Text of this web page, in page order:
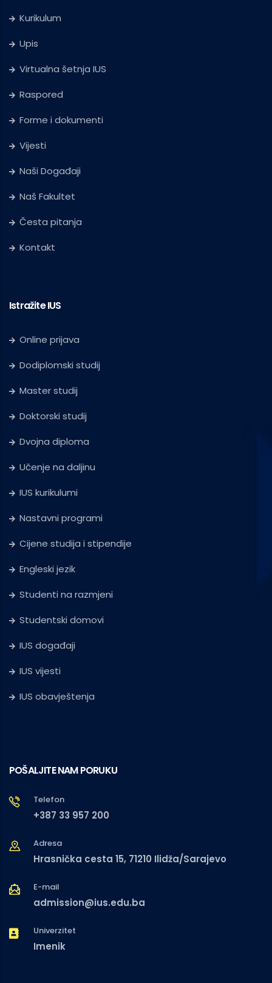
Kurikulum
Upis
Virtualna šetnja IUS
Raspored
Forme i dokumenti
Vijesti
Naši Događaji
Naš Fakultet
Česta pitanja
Kontakt
Istražite IUS
Online prijava
Dodiplomski studij
Master studij
Doktorski studij
Dvojna diploma
Učenje na daljinu
IUS kurikulumi
Nastavni programi
Cijene studija i stipendije
Engleski jezik
Studenti na razmjeni
Studentski domovi
IUS događaji
IUS vijesti
IUS obavještenja
POŠALJITE NAM PORUKU
Telefon
+387 33 957 200
Adresa
Hrasnička cesta 15, 71210 Ilidža/Sarajevo
E-mail
admission@ius.edu.ba
Univerzitet
Imenik